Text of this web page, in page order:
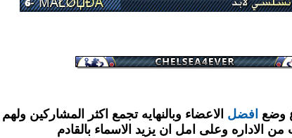
وضع افضل الاعضاء وبالنهايه تجمع اكثر المشاركين ولهم
الاداره وعلى امل ان يزيد الاسماء بالقادم